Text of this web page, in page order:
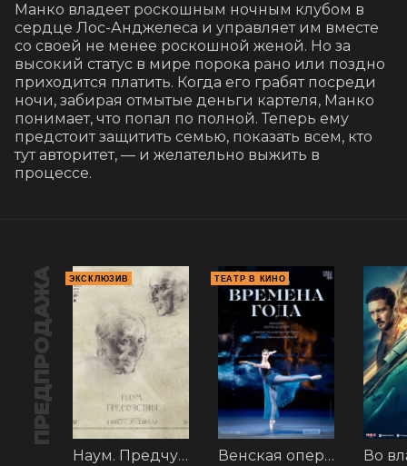
Манко владеет роскошным ночным клубом в
сердце Лос-Анджелеса и управляет им вместе
со своей не менее роскошной женой. Но за
высокий статус в мире порока рано или поздно
приходится платить. Когда его грабят посреди
ночи, забирая отмытые деньги картеля, Манко
понимает, что попал по полной. Теперь ему
предстоит защитить семью, показать всем, кто
тут авторитет, — и желательно выжить в
процессе.
ПРЕДПРОДАЖА ЭКСКЛЮЗИВ
Наум. Предчувствия
ТЕАТР В КИНО
Венская опера: Времена года